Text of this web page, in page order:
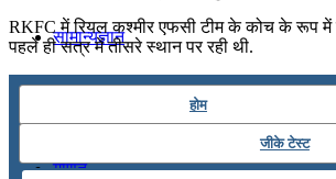
सामान्यज्ञान
गणित
RKFC में रियल कश्मीर एफसी टीम के कोच के रूप में
पहले ही सत्र में तीसरे स्थान पर रही थी.
होम
जीके टेस्ट